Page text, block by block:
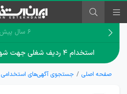
۶ سال پیش
استخدام ۴ ردیف شغلی جهت شهربازی VR آدرینا در البرز
صفحه اصلی جستجوی آگهی‌های استخدامی